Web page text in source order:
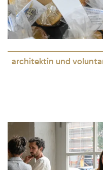
architektin und